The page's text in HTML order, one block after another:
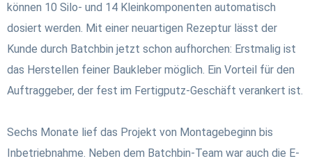
können 10 Silo- und 14 Kleinkomponenten automatisch
dosiert werden. Mit einer neuartigen Rezeptur lässt der
Kunde durch Batchbin jetzt schon aufhorchen: Erstmalig ist
das Herstellen feiner Baukleber möglich. Ein Vorteil für den
Auftraggeber, der fest im Fertigputz-Geschäft verankert ist.
Sechs Monate lief das Projekt von Montagebeginn bis
Inbetriebnahme. Neben dem Batchbin-Team war auch die E-